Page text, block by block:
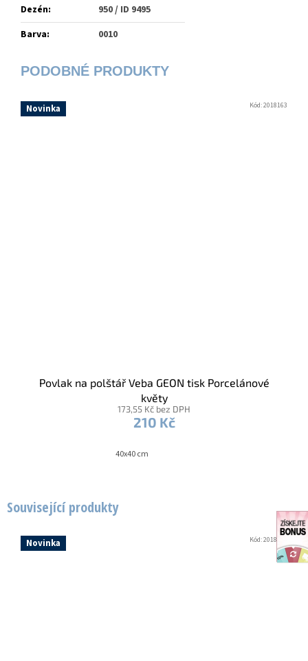
Související produkty
Novinka Kód:2018217
Dezén:
950 / ID 9495
Barva: 0010
Novinka
Povlak na polštář Veba GEON tisk Porcelánové
květy
173,55 Kč bez DPH
210 Kč
40x40 cm
Kód:2018163